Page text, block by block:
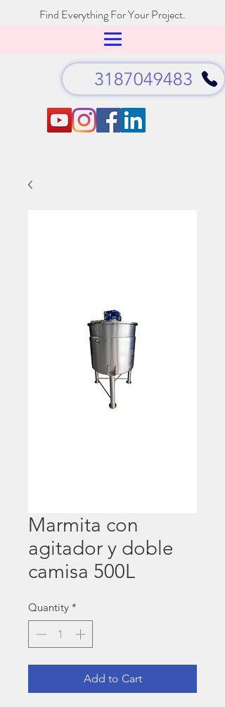
Find Everything For Your Project.
3187049483
Marmita con
agitador y doble
camisa 500L
Quantity *
Add to Cart